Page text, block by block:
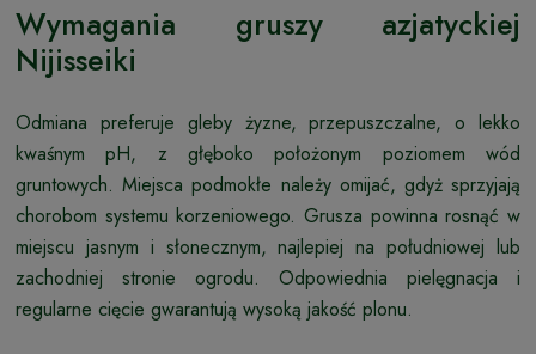
Wymagania gruszy azjatyckiej
Nijisseiki
Odmiana preferuje gleby żyzne, przepuszczalne, o lekko
kwaśnym pH, z głęboko położonym poziomem wód
gruntowych. Miejsca podmokłe należy omijać, gdyż sprzyjają
chorobom systemu korzeniowego. Grusza powinna rosnąć w
miejscu jasnym i słonecznym, najlepiej na południowej lub
zachodniej stronie ogrodu. Odpowiednia pielęgnacja i
regularne cięcie gwarantują wysoką jakość plonu.